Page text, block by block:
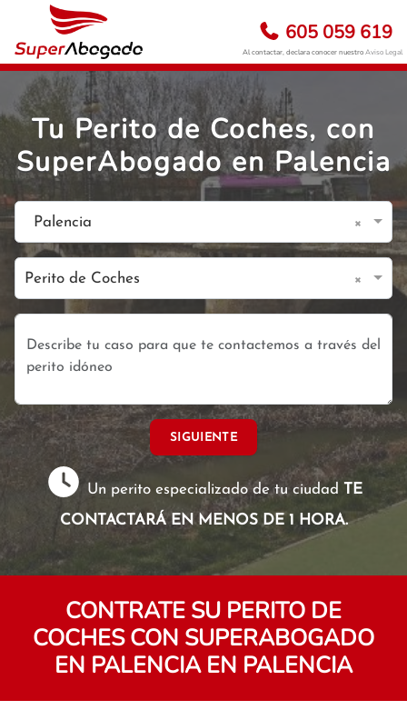
605 059 619
Al contactar, declara conocer nuestroAviso Legal
Tu Perito de Coches, con
SuperAbogado en Palencia
Palencia ×
Perito de Coches ×
SIGUIENTE
Un perito especializado de tu ciudad TE
CONTACTARÁ EN MENOS DE 1 HORA.
CONTRATE SU PERITO DE
COCHES CON SUPERABOGADO
EN PALENCIA EN PALENCIA